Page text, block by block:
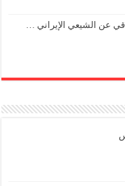
عن الشيعي الإيراني …